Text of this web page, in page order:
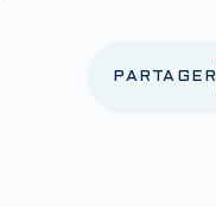
PARTAGER